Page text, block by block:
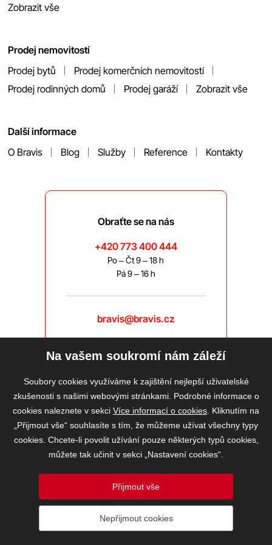
Zobrazit vše
Prodej nemovitostí
Prodej bytů
Prodej komerčních nemovitostí
Prodej rodinných domů
Prodej garáží Zobrazit vše
Další informace
O Bravis
Blog Služby Reference Kontakty
Obraťte se na nás
+420 773 400 444
Po – Čt 9 – 18 h
Pá 9 – 16 h
bravis@bravis.cz
Informace o ochraně osobních údajů
Na vašem soukromí nám záleží
Soubory cookies využíváme k zajištění nejlepší uživatelské
zkušenosti s našimi webovými stránkami. Podrobné informace o
cookies naleznete v sekci Více informací o cookies . Kliknutím na
„Přijmout vše“ souhlasíte s tím, že můžeme užívat všechny typy
cookies. Chcete-li povolit užívání pouze některých typů cookies,
můžete tak učinit v sekci „Nastavení cookies“.
Přijmout vše
Nepřijmout cookies